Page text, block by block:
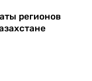
регионов